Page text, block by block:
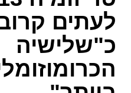
לעתים
כ"שלישיה